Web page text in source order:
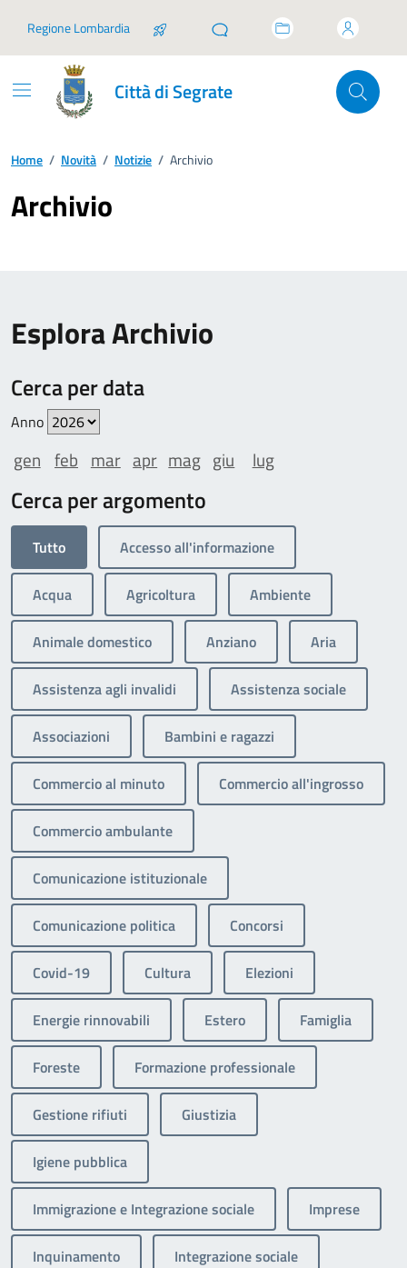
Regione Lombardia
Città di Segrate
Home / Novità / Notizie / Archivio
Archivio
Esplora Archivio
Cerca per data
Anno
gen feb mar apr mag giu lug
Cerca per argomento
Tutto Accesso all'informazione
Acqua Agricoltura Ambiente
Animale domestico Anziano Aria
Assistenza agli invalidi Assistenza sociale
Associazioni Bambini e ragazzi
Commercio al minuto Commercio all'ingrosso
Commercio ambulante
Comunicazione istituzionale
Comunicazione politica Concorsi
Covid-19 Cultura Elezioni
Energie rinnovabili Estero Famiglia
Foreste Formazione professionale
Gestione rifiuti Giustizia
Igiene pubblica
Immigrazione e Integrazione sociale Imprese
Inquinamento Integrazione sociale